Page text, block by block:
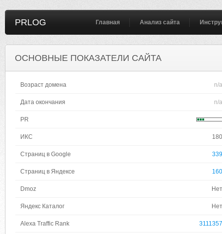
PRLOG Главная Анализ сайта
ОСНОВНЫЕ ПОКАЗАТЕЛИ САЙТА
Возраст домена n/a
Дата окончания n/a
PR
ИКС 180
Страниц в Google 339
Страниц в Яндексе 160
Dmoz Нет
Яндекс Каталог Нет
Alexa Traffic Rank 3111357